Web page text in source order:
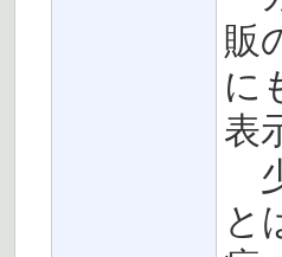
販
に
表
と